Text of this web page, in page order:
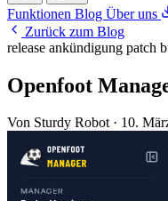
Funktionen Blog Über uns
Zurück zum Blog
release ankündigung patch
Openfoot
Von Sturdy Robot · 10.